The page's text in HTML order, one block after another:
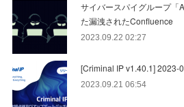
サイバースパイグループ「
た漏洩されたConfluence
2023.09.22 02:27
[Criminal IP v1.40.1] 2023-
2023.09.21 06:54